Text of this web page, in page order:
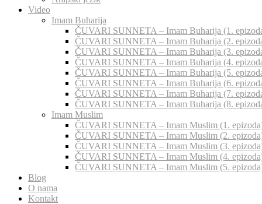
Video
Imam Buharija
ČUVARI SUNNETA – Imam Buharija (1.
ČUVARI SUNNETA – Imam Buharija (2.
ČUVARI SUNNETA – Imam Buharija (3.
ČUVARI SUNNETA – Imam Buharija (4.
ČUVARI SUNNETA – Imam Buharija (5.
ČUVARI SUNNETA – Imam Buharija (6.
ČUVARI SUNNETA – Imam Buharija (7.
ČUVARI SUNNETA – Imam Buharija (8.
Imam Muslim
ČUVARI SUNNETA – Imam Muslim (1.
ČUVARI SUNNETA – Imam Muslim (2.
ČUVARI SUNNETA – Imam Muslim (3.
ČUVARI SUNNETA – Imam Muslim (4.
ČUVARI SUNNETA – Imam Muslim (5.
Blog
O nama
Kontakt